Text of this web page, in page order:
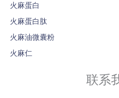
火麻蛋白
火麻蛋白肽
火麻油微囊粉
火麻仁
联系